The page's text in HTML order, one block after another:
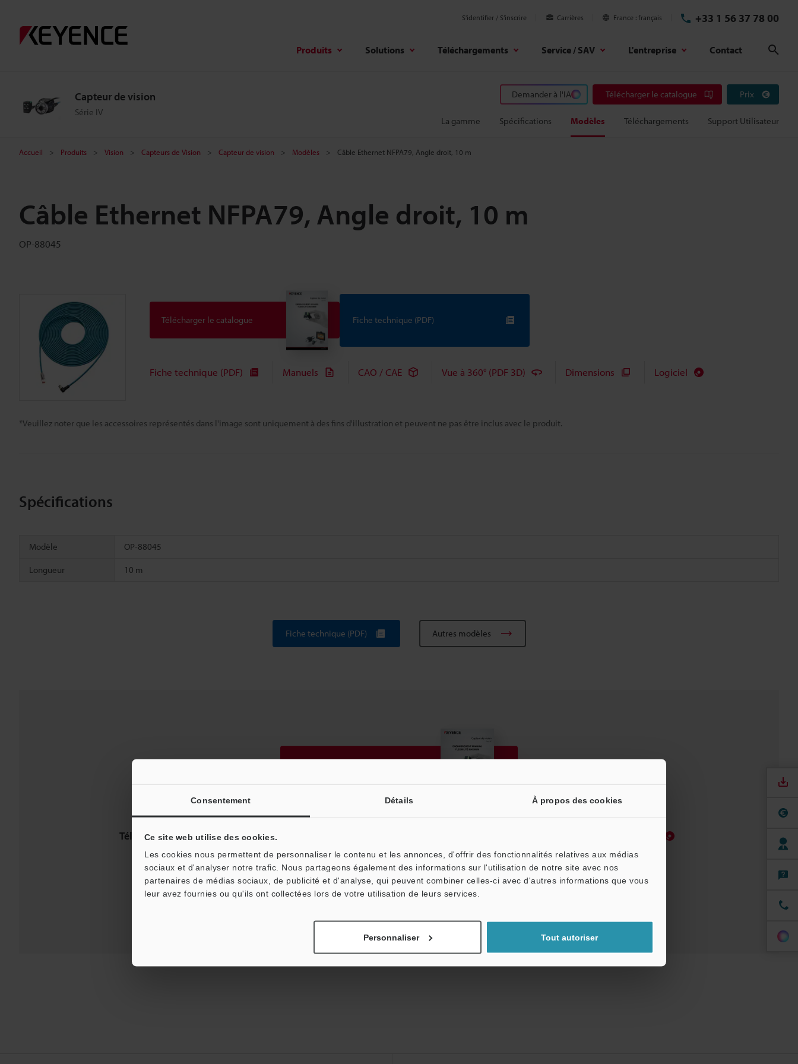
Consentement Détails À propos des cookies
Ce site web utilise des cookies.
Les cookies nous permettent de personnaliser le contenu et les annonces, d'offrir des fonctionnalités relatives aux médias
sociaux et d'analyser notre trafic. Nous partageons également des informations sur l'utilisation de notre site avec nos
partenaires de médias sociaux, de publicité et d'analyse, qui peuvent combiner celles-ci avec d'autres informations que vous
leur avez fournies ou qu'ils ont collectées lors de votre utilisation de leurs services.
Personnaliser Tout autoriser
S'identifier / S’inscrire Carrières France français +33 1 56 37 78 00
Produits Solutions Téléchargements Service / SAV L'entreprise Contact
Capteur de vision
Série IV
Demander à l'IA Télécharger le catalogue Prix
La gamme Spécifications Modèles Téléchargements Support Utilisateur
Accueil Produits Vision Capteurs de Vision Capteur de vision Modèles Câble Ethernet NFPA79, Angle droit, 10 m
Câble Ethernet NFPA79, Angle droit, 10 m
OP-88045
*Veuillez noter que les accessoires représentés dans l'image sont uniquement à des fins d'illustration et peuvent ne pas être inclus avec le produit.
Télécharger le catalogue Fiche technique (PDF)
Fiche technique (PDF) Manuels CAO / CAE Vue à 360° (PDF 3D) Dimensions Logiciel
Spécifications
Modèle OP-88045
Longueur 10 m
Fiche technique (PDF) Autres modèles
Téléchargements: Guides techniques
Assistance: Posez vos questions Démo / Test Prêt gratuit pour essai
Produits: